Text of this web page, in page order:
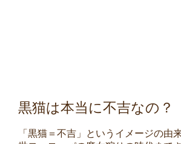
黒猫は本当に不吉なの？
「黒猫＝不吉」というイメージの由